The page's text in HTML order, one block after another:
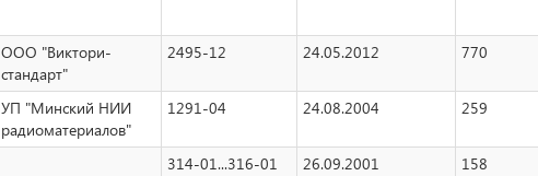
ООО "Виктори-
стандарт"
2495-12 24.05.2012 770
УП "Минский НИИ
радиоматериалов"
1291-04 24.08.2004 259
314-01...316-01 26.09.2001 158